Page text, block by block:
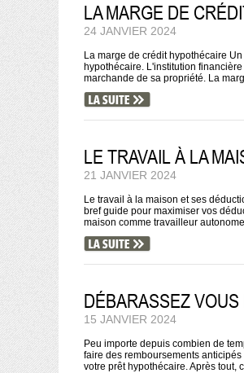
LA MARGE DE
24 JANVIER 2024
La marge de crédit hypothécaire
hypothécaire. L'institution
marchande de sa propriété. La
LE TRAVAIL À LA
21 JANVIER 2024
Le travail à la maison et ses
bref guide pour maximiser vos
maison comme travailleur
DÉBARASSEZ
15 JANVIER 2024
Peu importe depuis combien de
faire des remboursements
votre prêt hypothécaire. Après tout,